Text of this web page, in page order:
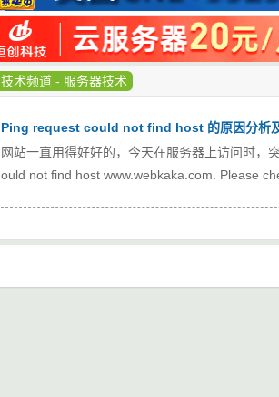
技术频道 - 服务器技术
Ping request could not find host 的原因分析
网站一直用得好好的，今天在服务器上访问时，
ould not find host www.webkaka.com. Please